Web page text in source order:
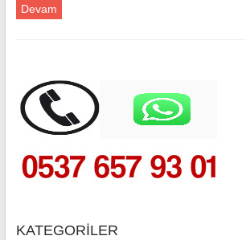
Devam
KATEGORILER